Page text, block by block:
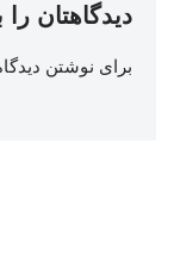
دیدگاهتان را
برای نوشتن